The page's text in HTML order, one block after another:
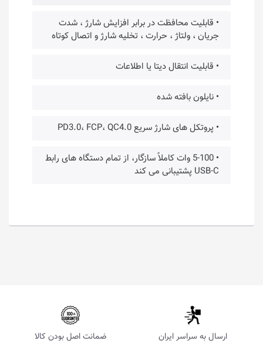
• قابلیت محافظت در برابر افزایش شارژ ، شدت
جریان ، ولتاژ ، حرارت ، تخلیه شارژ و اتصال کوتاه
• قابلیت انتقال دیتا یا اطلاعات
• نایلون بافته شده
• پروتکل های شارژ سریع PD3.0، FCP، QC4.0
• 5-100 وات کاملاً سازگار، از تمام دستگاه های رابط
USB-C پشتیبانی می کند
ارسال به سراسر ایران ضمانت اصل بودن کالا